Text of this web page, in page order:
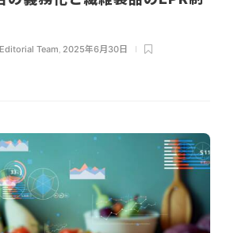
Team, 2025年6月30日